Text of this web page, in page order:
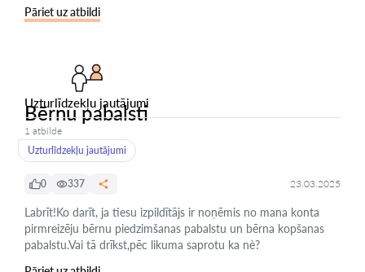
Pāriet uz atbildi
Uzturlīdzekļu jautājumi
Bērnu pabalsti
1 atbilde
Uzturlīdzekļu jautājumi
0 337 23.03.2025
Labrīt!Ko darīt, ja tiesu izpildītājs ir noņēmis no mana konta
pirmreizēju bērnu piedzimšanas pabalstu un bērna kopšanas
pabalstu.Vai tā drīkst,pēc likuma saprotu ka nè?